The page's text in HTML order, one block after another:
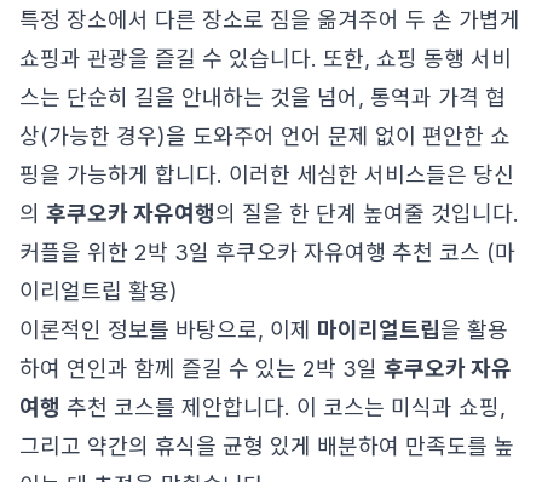
특정 장소에서 다른 장소로 짐을 옮겨주어 두 손 가볍게
쇼핑과 관광을 즐길 수 있습니다. 또한, 쇼핑 동행 서비
스는 단순히 길을 안내하는 것을 넘어, 통역과 가격 협
상(가능한 경우)을 도와주어 언어 문제 없이 편안한 쇼
핑을 가능하게 합니다. 이러한 세심한 서비스들은 당신
의 후쿠오카 자유여행의 질을 한 단계 높여줄 것입니다.
커플을 위한 2박 3일 후쿠오카 자유여행 추천 코스 (마
이리얼트립 활용)
이론적인 정보를 바탕으로, 이제 마이리얼트립을 활용
하여 연인과 함께 즐길 수 있는 2박 3일 후쿠오카 자유
여행 추천 코스를 제안합니다. 이 코스는 미식과 쇼핑,
그리고 약간의 휴식을 균형 있게 배분하여 만족도를 높